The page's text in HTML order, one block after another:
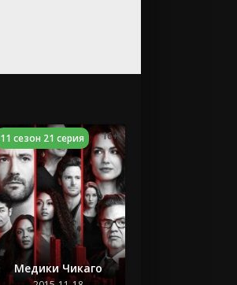
Медики Чикаго
11 сезон 21 серия 16+